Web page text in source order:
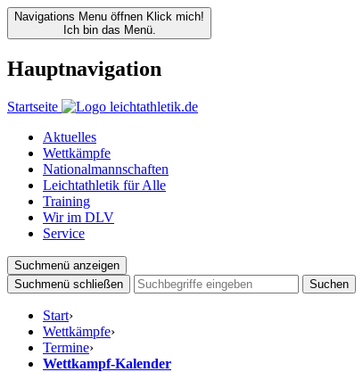
Navigations Menu öffnen Klick mich!
Ich bin das Menü.
Hauptnavigation
Startseite
Aktuelles
Wettkämpfe
Nationalmannschaften
Leichtathletik für Alle
Training
Wir im DLV
Service
Suchmenü anzeigen
Suchmenü schließen
Suchen
Start›
Wettkämpfe›
Termine›
Wettkampf-Kalender